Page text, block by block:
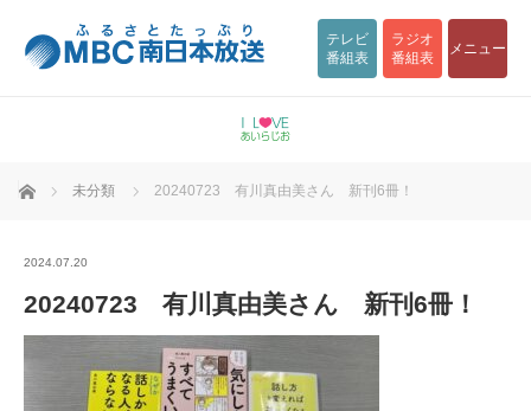
テレビ
番組表
ラジオ
番組表
メニュー
ホーム 未分類 20240723 有川真由美さん 新刊6冊！
2024.07.20
20240723 有川真由美さん 新刊6冊！